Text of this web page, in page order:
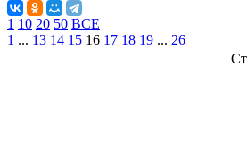
1 10 20 50 ВСЕ
1 ... 13 14 15 16 17 18 19 ... 26